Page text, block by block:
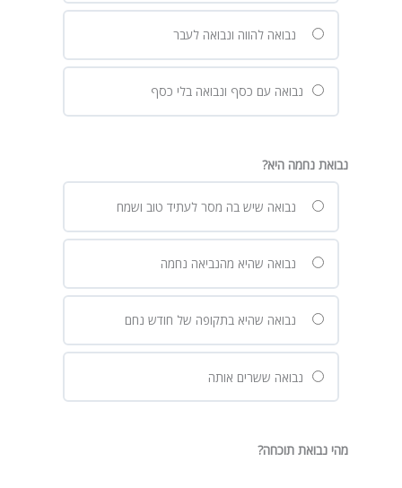
נבואה להווה ונבואה לעבר
נבואה עם כסף ונבואה בלי כסף
נבואת נחמה היא?
נבואה שיש בה מסר לעתיד טוב ושמח
נבואה שהיא מהנביאה נחמה
נבואה שהיא בתקופה של חודש נחם
נבואה ששרים אותה
מהי נבואת תוכחה?